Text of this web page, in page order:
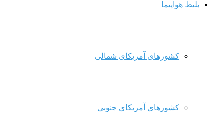
بلیط هواپیما
کشورهای آمریکای شمالی
کشورهای آمریکای جنوبی